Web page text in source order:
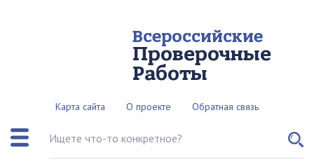
Всероссийские
Проверочные
Работы
Карта сайта О проекте Обратная связь
Поиск по сайту